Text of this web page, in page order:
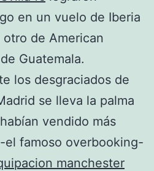
en un vuelo de Iberia
de American
Guatemala.
los desgraciados de
se lleva la palma
vendido más
el famoso overbooking-
manchester